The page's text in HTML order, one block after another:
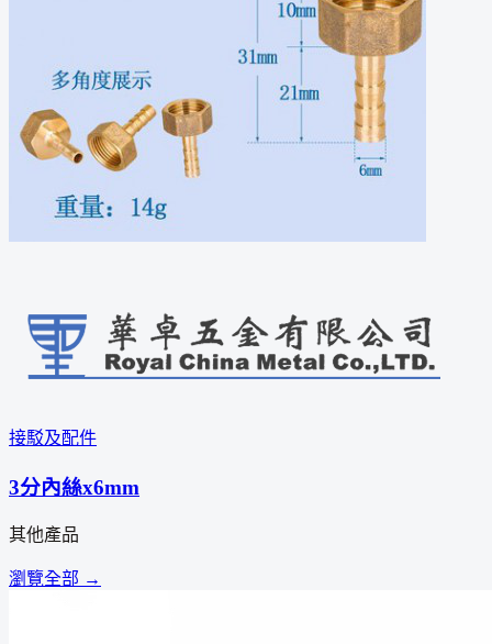
接駁及配件
3分內絲x6mm
其他產品
瀏覽全部 →